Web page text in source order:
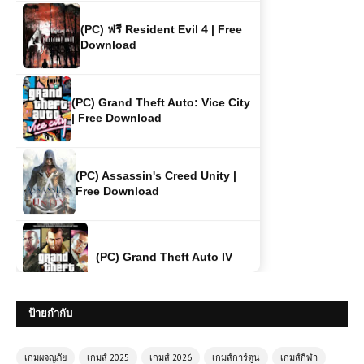
(PC) Grand Theft Auto: Vice City
| Free Download
(PC) Assassin's Creed Unity |
Free Download
(PC) Grand Theft Auto IV
(PC) Need for Speed
Underground 2 | Free Download
(PC) Remington Super Slam
ป้ายกำกับ
เกมผจญภัย เกมส์ 2025 เกมส์ 2026 เกมส์การ์ตูน เกมส์กีฬา